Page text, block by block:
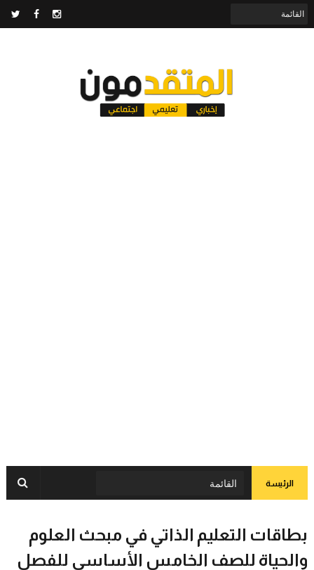
الرئيسة
بطاقات التعليم الذاتي في مبحث العلوم
والحياة للصف الخامس الأساسي للفصل